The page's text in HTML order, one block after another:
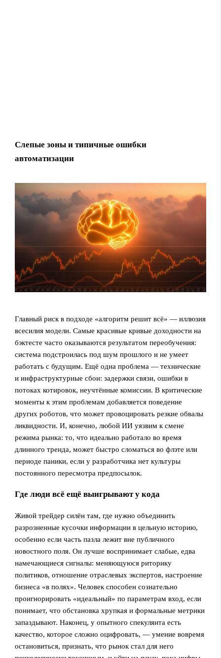
Слепые зоны и типичные ошибки
автоматизации
Главный риск в подходе «алгоритм решит всё» — иллюзия
всесилия модели. Самые красивые кривые доходности на
бэктесте часто оказываются результатом переобучения:
система подстроилась под шум прошлого и не умеет
работать с будущим. Ещё одна проблема — технические
и инфраструктурные сбои: задержки связи, ошибки в
потоках котировок, неучтённые комиссии. В критические
моменты к этим проблемам добавляется поведение
других роботов, что может провоцировать резкие обвалы
ликвидности. И, конечно, любой ИИ уязвим к смене
режима рынка: то, что идеально работало во время
длинного тренда, может быстро сломаться во флэте или
периоде паники, если у разработчика нет культуры
постоянного пересмотра предпосылок.
Где люди всё ещё выигрывают у кода
Живой трейдер силён там, где нужно объединить
разрозненные кусочки информации в цельную историю,
особенно если часть пазла лежит вне публичного
новостного поля. Он лучше воспринимает слабые, едва
намечающиеся сигналы: меняющуюся риторику
политиков, отношение отраслевых экспертов, настроение
бизнеса «в полях». Человек способен сознательно
проигнорировать «идеальный» по параметрам вход, если
понимает, что обстановка хрупкая и формальные метрики
запаздывают. Наконец, у опытного спекулянта есть
качество, которое сложно оцифровать, — умение вовремя
остановиться, признать, что рынок стал для него